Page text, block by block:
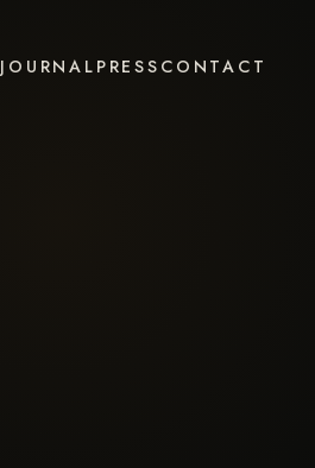
JOURNAL PRESS CONTACT